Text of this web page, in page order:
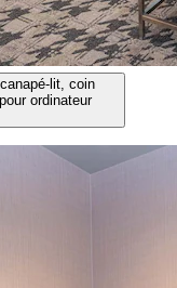
lit, coin
ordinateur